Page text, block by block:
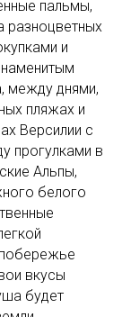
пальмы,
разноцветных
и
между днями,
пляжах и
Версилии с
прогулками в
Альпы,
белого
вкусы
будет